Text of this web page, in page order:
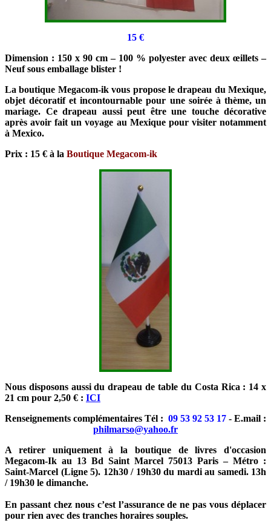
15 €
Dimension : 150 x 90 cm – 100 % polyester avec deux œillets –
Neuf sous emballage blister !
La boutique Megacom-ik vous propose le drapeau du Mexique,
objet décoratif et incontournable pour une soirée à thème, un
mariage. Ce drapeau aussi peut être une touche décorative
après avoir fait un voyage au Mexique pour visiter notamment
à Mexico.
Prix : 15 € à la Boutique Megacom-ik
Nous disposons aussi du drapeau de table du Costa Rica : 14 x
21 cm pour 2,50 € : ICI
Renseignements complémentaires Tél : 09 53 92 53 17 - E.mail :
philmarso@yahoo.fr
A retirer uniquement à la boutique de livres d'occasion
Megacom-Ik au 13 Bd Saint Marcel 75013 Paris – Métro :
Saint-Marcel (Ligne 5). 12h30 / 19h30 du mardi au samedi. 13h
/ 19h30 le dimanche.
En passant chez nous c’est l’assurance de ne pas vous déplacer
pour rien avec des tranches horaires souples.